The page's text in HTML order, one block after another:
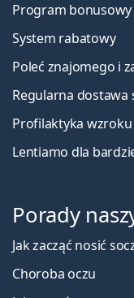
Program bonusowy
System rabatowy
Poleć znajomego i
Regularna dostawa
Profilaktyka
Lentiamo dla
Porady
Jak zacząć nosić
Choroba oczu